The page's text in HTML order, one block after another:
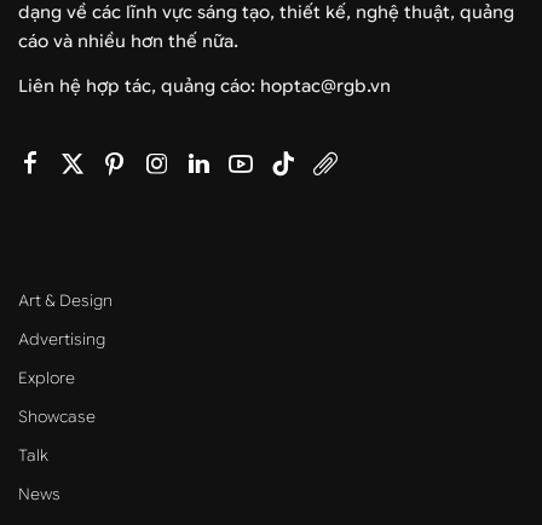
dạng về các lĩnh vực sáng tạo, thiết kế, nghệ thuật, quảng
cáo và nhiều hơn thế nữa.
Liên hệ hợp tác, quảng cáo: hoptac@rgb.vn
Art & Design
Advertising
Explore
Showcase
Talk
News